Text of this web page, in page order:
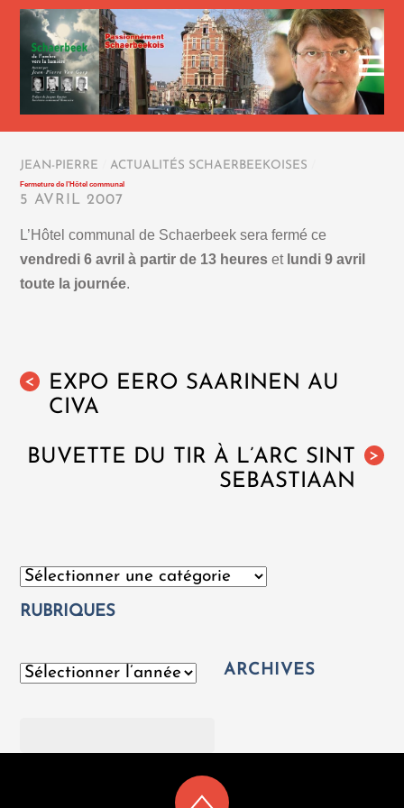
JEAN-PIERRE ACTUALITÉS SCHAERBEEKOISES
Fermeture de l’Hôtel communal
5 AVRIL 2007
L’Hôtel communal de Schaerbeek sera fermé ce
vendredi 6 avril à partir de 13 heures et lundi 9 avril
toute la journée.
<
EXPO EERO SAARINEN AU
CIVA
>
BUVETTE DU TIR À L’ARC SINT
SEBASTIAAN
Catégories
RUBRIQUES
Archives ARCHIVES